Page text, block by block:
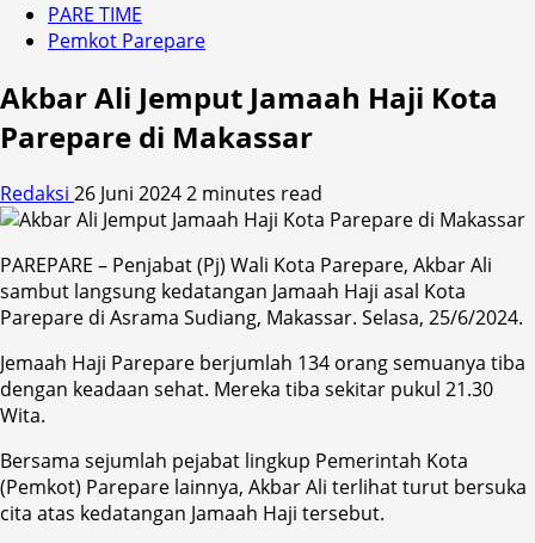
PARE TIME
Pemkot Parepare
Akbar Ali Jemput Jamaah Haji Kota
Parepare di Makassar
Redaksi 26 Juni 20242 minutes read
PAREPARE – Penjabat (Pj) Wali Kota Parepare, Akbar Ali
sambut langsung kedatangan Jamaah Haji asal Kota
Parepare di Asrama Sudiang, Makassar. Selasa, 25/6/2024.
Jemaah Haji Parepare berjumlah 134 orang semuanya tiba
dengan keadaan sehat. Mereka tiba sekitar pukul 21.30
Wita.
Bersama sejumlah pejabat lingkup Pemerintah Kota
(Pemkot) Parepare lainnya, Akbar Ali terlihat turut bersuka
cita atas kedatangan Jamaah Haji tersebut.